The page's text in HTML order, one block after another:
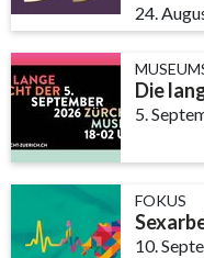
24.
Die
5.
FOKUS
10.